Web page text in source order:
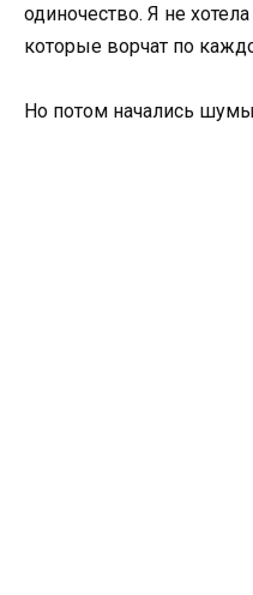
одиночество. Я не
которые ворчат по
Но потом начались